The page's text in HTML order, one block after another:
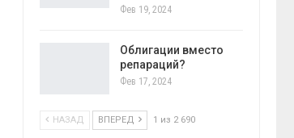
Фев 19, 2024
Облигации вместо
репараций?
Фев 17, 2024
НАЗАД ВПЕРЕД 1 из 2 690